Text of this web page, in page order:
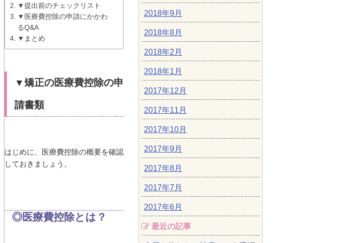
▼提出前のチェックリスト
▼医療費控除の申請にかかわ
るQ&A
▼まとめ
▼矯正の医療費控除の申
請書類
はじめに、医療費控除の概要を確認
しておきましょう。
◎医療費控除とは？
2018年9月
2018年8月
2018年2月
2018年1月
2017年12月
2017年11月
2017年10月
2017年9月
2017年8月
2017年7月
2017年6月
最近の記事